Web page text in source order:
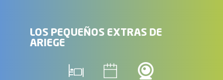
LOS PEQUEÑOS EXTRAS DE
ARIEGE